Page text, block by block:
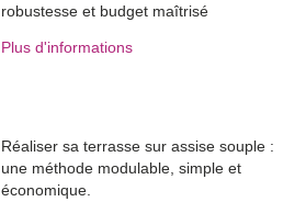
robustesse et budget maîtrisé
Plus d'informations
Réaliser sa terrasse sur assise souple :
une méthode modulable, simple et
économique.